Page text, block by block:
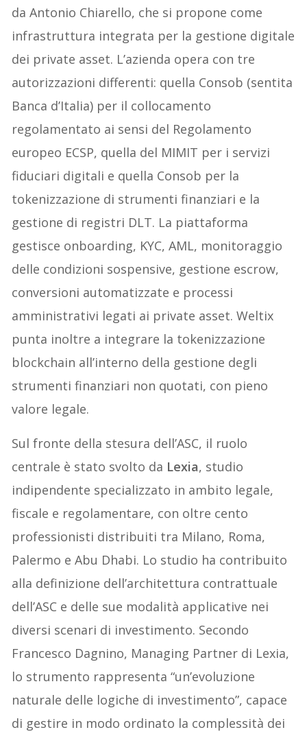
da Antonio Chiarello, che si propone come
infrastruttura integrata per la gestione digitale
dei private asset. L’azienda opera con tre
autorizzazioni differenti: quella Consob (sentita
Banca d’Italia) per il collocamento
regolamentato ai sensi del Regolamento
europeo ECSP, quella del MIMIT per i servizi
fiduciari digitali e quella Consob per la
tokenizzazione di strumenti finanziari e la
gestione di registri DLT. La piattaforma
gestisce onboarding, KYC, AML, monitoraggio
delle condizioni sospensive, gestione escrow,
conversioni automatizzate e processi
amministrativi legati ai private asset. Weltix
punta inoltre a integrare la tokenizzazione
blockchain all’interno della gestione degli
strumenti finanziari non quotati, con pieno
valore legale.
Sul fronte della stesura dell’ASC, il ruolo
centrale è stato svolto da Lexia, studio
indipendente specializzato in ambito legale,
fiscale e regolamentare, con oltre cento
professionisti distribuiti tra Milano, Roma,
Palermo e Abu Dhabi. Lo studio ha contribuito
alla definizione dell’architettura contrattuale
dell’ASC e delle sue modalità applicative nei
diversi scenari di investimento. Secondo
Francesco Dagnino, Managing Partner di Lexia,
lo strumento rappresenta “un’evoluzione
naturale delle logiche di investimento”, capace
di gestire in modo ordinato la complessità dei